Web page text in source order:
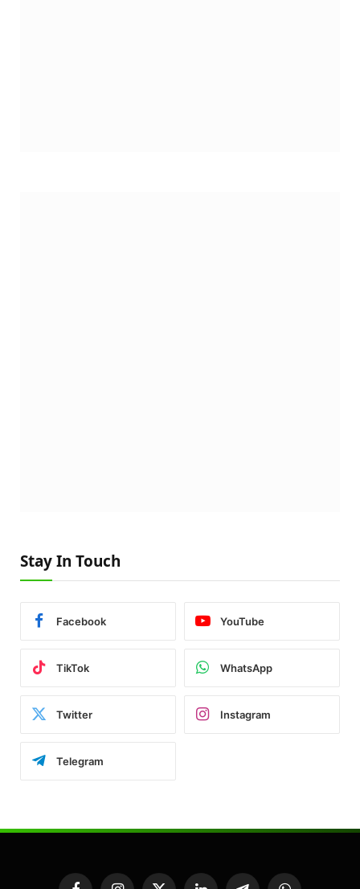
Stay In Touch
Facebook YouTube
TikTok WhatsApp
Twitter Instagram
Telegram